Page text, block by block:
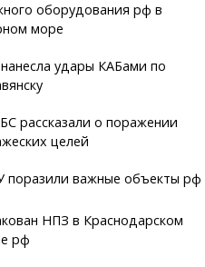
оборудования рф в
море
удары КАБами по
рассказали о поражении
целей
поразили важные объекты рф
НПЗ в Краснодарском
рф